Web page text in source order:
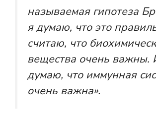
называемая гипотеза
я думаю, что это
считаю, что
вещества очень важны.
думаю, что иммунная
очень важна».